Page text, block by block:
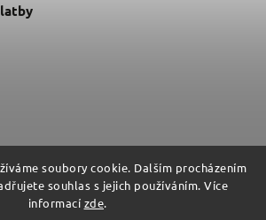
soubory cookie. Dalším procházením
souhlas s jejich používáním. Více
informací zde.